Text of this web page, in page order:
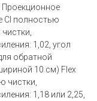
CI полностью
1,02, угол
обратной
10 см) Flex
чистки,
1,18 или 2,25,